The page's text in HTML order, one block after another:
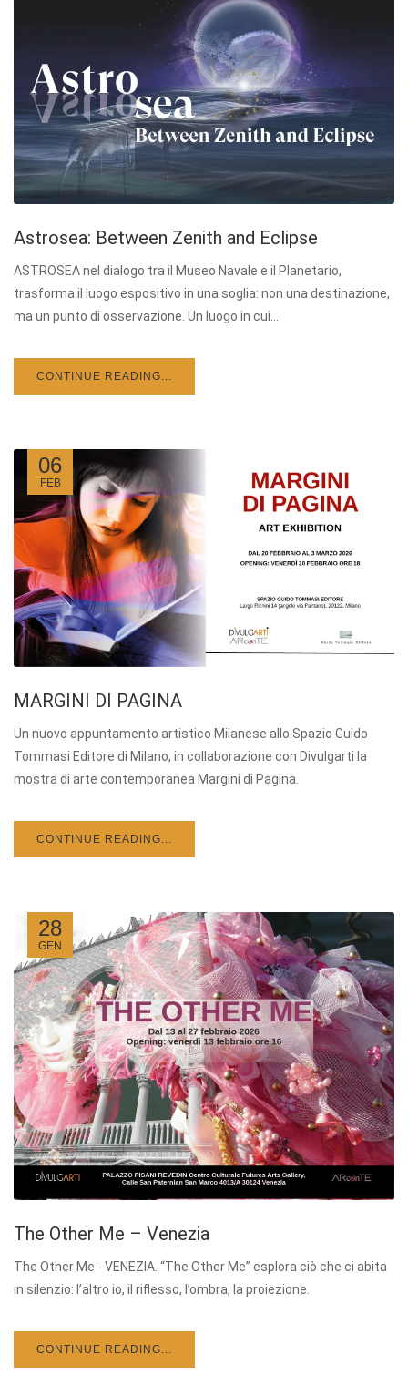
Astrosea: Between Zenith and Eclipse
ASTROSEA nel dialogo tra il Museo Navale e il Planetario,
trasforma il luogo espositivo in una soglia: non una destinazione,
ma un punto di osservazione. Un luogo in cui...
CONTINUE READING...
06
FEB
MARGINI DI PAGINA
Un nuovo appuntamento artistico Milanese allo Spazio Guido
Tommasi Editore di Milano, in collaborazione con Divulgarti la
mostra di arte contemporanea Margini di Pagina.
CONTINUE READING...
28
GEN
The Other Me – Venezia
The Other Me - VENEZIA. “The Other Me” esplora ciò che ci abita
in silenzio: l’altro io, il riflesso, l’ombra, la proiezione.
CONTINUE READING...